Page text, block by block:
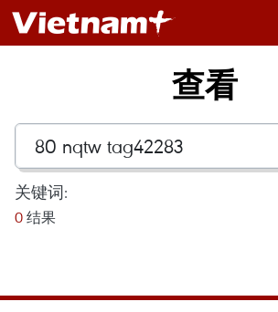
查看
关键词:
0 结果